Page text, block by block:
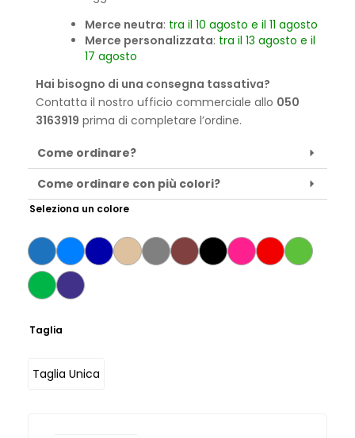
Merce neutra: tra il 10 agosto e il 11 agosto
Merce personalizzata: tra il 13 agosto e il
17 agosto
Hai bisogno di una consegna tassativa?
Contatta il nostro ufficio commerciale allo 050
3163919 prima di completare l’ordine.
Come ordinare?
Come ordinare con più colori?
Seleziona un colore
Taglia
Taglia Unica